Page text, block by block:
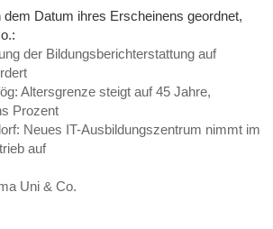
dem Datum ihres Erscheinens geordnet,
der Bildungsberichterstattung auf
Altersgrenze steigt auf 45 Jahre,
Prozent
Neues IT-Ausbildungszentrum nimmt im
auf
Uni & Co.